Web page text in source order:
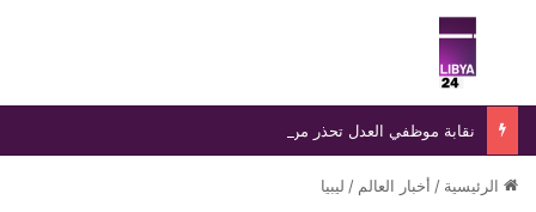
بحث عن
الرئيسية / أخبار العالم / ليبيا